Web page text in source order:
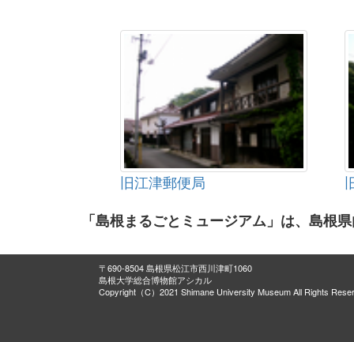
旧江津郵便局
「島根まるごとミュージアム」は、島根
〒690-8504 島根県松江市西川津町1060
島根大学総合博物館アシカル
Copyright（C）2021 Shimane University Museum All Rights